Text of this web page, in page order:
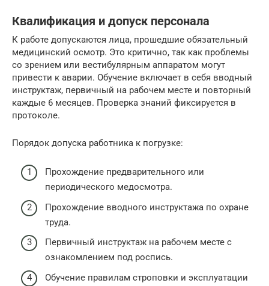
Квалификация и допуск персонала
К работе допускаются лица, прошедшие обязательный
медицинский осмотр. Это критично, так как проблемы
со зрением или вестибулярным аппаратом могут
привести к аварии. Обучение включает в себя вводный
инструктаж, первичный на рабочем месте и повторный
каждые 6 месяцев. Проверка знаний фиксируется в
протоколе.
Порядок допуска работника к погрузке:
Прохождение предварительного или
периодического медосмотра.
Прохождение вводного инструктажа по охране
труда.
Первичный инструктаж на рабочем месте с
ознакомлением под роспись.
Обучение правилам строповки и эксплуатации